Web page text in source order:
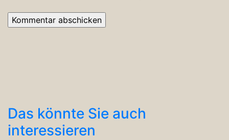
Das könnte Sie auch
interessieren